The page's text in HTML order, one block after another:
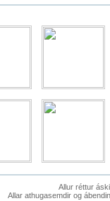
Allur réttur
Allar athugasemdir og